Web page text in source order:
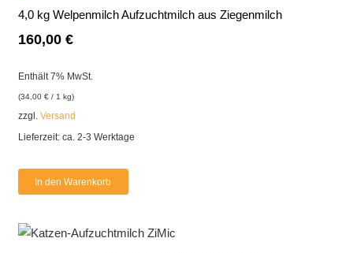
4,0 kg Welpenmilch Aufzuchtmilch aus Ziegenmilch
160,00 €
Enthält 7% MwSt.
(34,00 €/ 1 kg)
zzgl. Versand
Lieferzeit: ca. 2-3 Werktage
In den Warenkorb